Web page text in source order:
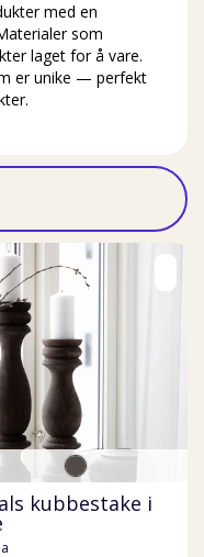
med en
som
laget for å vare.
er unike — perfekt
kubbestake i